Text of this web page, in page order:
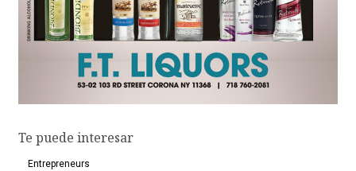
Te puede interesar
Entrepreneurs